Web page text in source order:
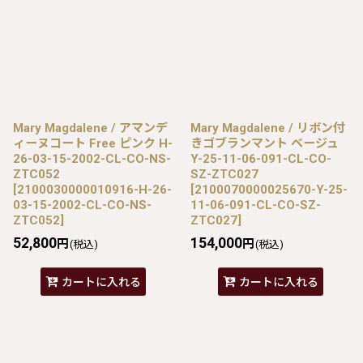
Mary Magdalene / アマンデ
ィーヌコート Free ピンク H-
26-03-15-2002-CL-CO-NS-
ZTC052
[2100030000010916-H-26-
03-15-2002-CL-CO-NS-
ZTC052]
52,800円 (税込)
カートに入れる
Mary Magdalene / リボン付
きゴブランマント ベージュ
Y-25-11-06-091-CL-CO-
SZ-ZTC027
[2100070000025670-Y-25-
11-06-091-CL-CO-SZ-
ZTC027]
154,000円 (税込)
カートに入れる